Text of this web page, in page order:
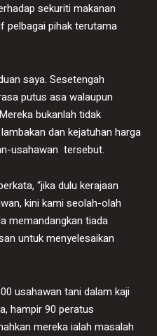
sekuriti makanan
pelbagai pihak terutama
saya. Sesetengah
putus asa walaupun
bukanlah tidak
dan kejatuhan harga
usahawan tersebut.
“jika dulu kerajaan
kini kami seolah-olah
memandangkan tiada
untuk menyelesaikan
usahawan tani dalam kaji
hampir 90 peratus
mereka ialah masalah